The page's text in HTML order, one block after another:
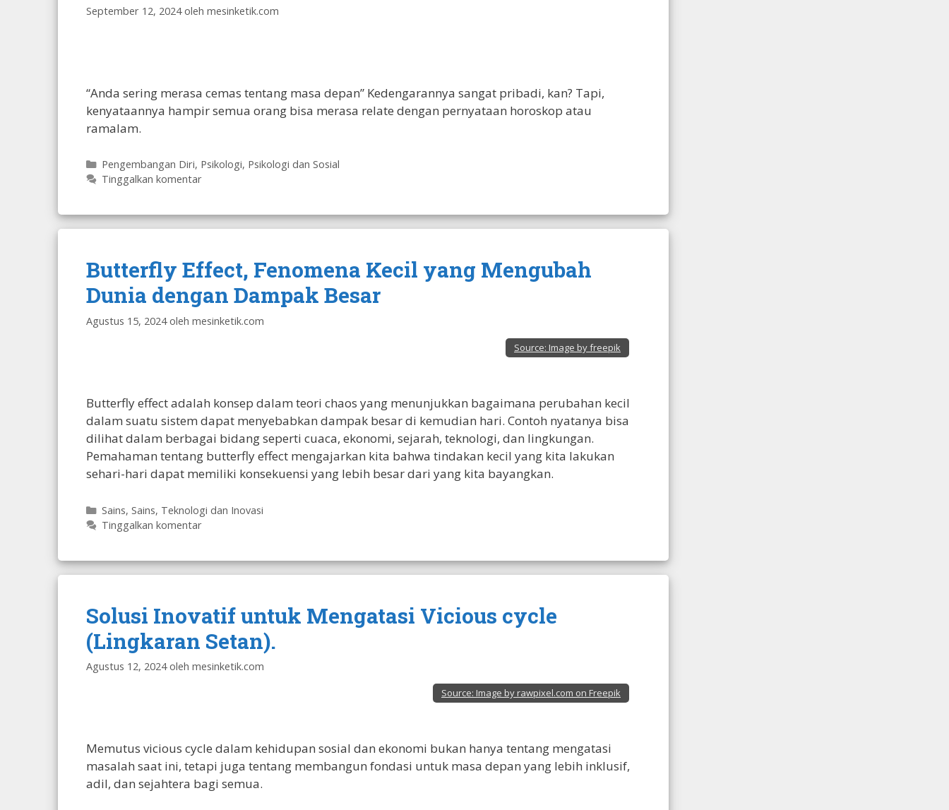
September 12, 2024 oleh mesinketik.com
“Anda sering merasa cemas tentang masa depan” Kedengarannya sangat pribadi, kan? Tapi,
kenyataannya hampir semua orang bisa merasa relate dengan pernyataan horoskop atau
ramalam.
Kategori
Pengembangan Diri, Psikologi, Psikologi dan Sosial
Tinggalkan komentar
Butterfly Effect, Fenomena Kecil yang Mengubah
Dunia dengan Dampak Besar
Agustus 15, 2024 oleh mesinketik.com
Source: Image by freepik
Butterfly effect adalah konsep dalam teori chaos yang menunjukkan bagaimana perubahan kecil
dalam suatu sistem dapat menyebabkan dampak besar di kemudian hari. Contoh nyatanya bisa
dilihat dalam berbagai bidang seperti cuaca, ekonomi, sejarah, teknologi, dan lingkungan.
Pemahaman tentang butterfly effect mengajarkan kita bahwa tindakan kecil yang kita lakukan
sehari-hari dapat memiliki konsekuensi yang lebih besar dari yang kita bayangkan.
Kategori
Sains, Sains, Teknologi dan Inovasi
Tinggalkan komentar
Solusi Inovatif untuk Mengatasi Vicious cycle
(Lingkaran Setan).
Agustus 12, 2024 oleh mesinketik.com
Source: Image by rawpixel.com on Freepik
Memutus vicious cycle dalam kehidupan sosial dan ekonomi bukan hanya tentang mengatasi
masalah saat ini, tetapi juga tentang membangun fondasi untuk masa depan yang lebih inklusif,
adil, dan sejahtera bagi semua.